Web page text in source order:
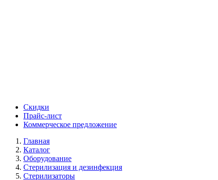
Скидки
Прайс-лист
Коммерческое предложение
Главная
Каталог
Оборудование
Стерилизация и дезинфекция
Стерилизаторы